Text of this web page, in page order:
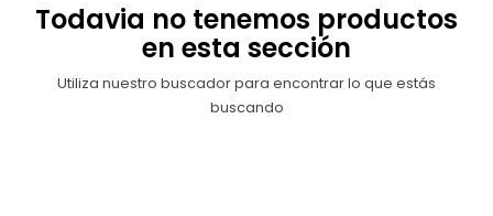
Todavia no tenemos productos
en esta sección
Utiliza nuestro buscador para encontrar lo que estás
buscando